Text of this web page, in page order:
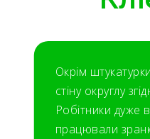
Окрім
стіну округлу
Робітники дуже
працювали